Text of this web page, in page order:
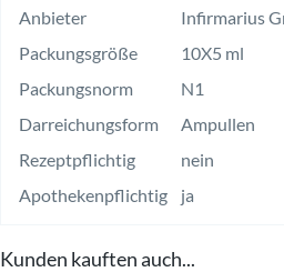
Anbieter
Infirmarius
Packungsgröße
10X5 ml
Packungsnorm
N1
Darreichungsform
Ampullen
Rezeptpflichtig
nein
Apothekenpflichtig
ja
Kunden kauften auch...